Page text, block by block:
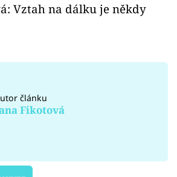
Vztah na dálku je někdy
článku
Fikotová